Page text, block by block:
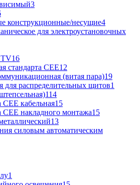
3
конструкционные/несущие4
для электроустановочных
TV16
стандарта CEE12
(витая пара)19
для распределительных щитов1
114
СЕЕ кабельная15
СЕЕ накладного монтажа15
13
силовым автоматическим
1